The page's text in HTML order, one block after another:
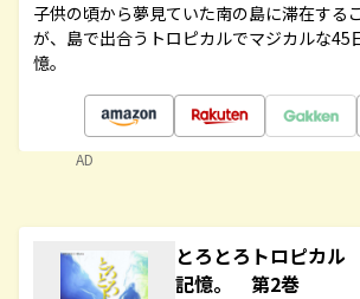
子供の頃から夢見ていた南の島に滞在する
が、島で出合うトロピカルでマジカルな45
憶。
AD
とろとろトロピカ
記憶。 第2巻